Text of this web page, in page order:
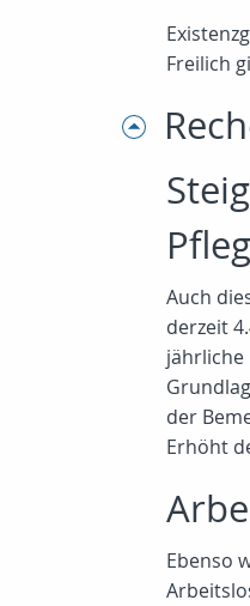
Freilich
Auch
derzeit
jährliche
der
Erhöht
Ebenso